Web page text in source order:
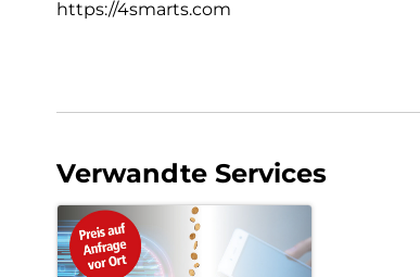
https://4smarts.com
Verwandte Services